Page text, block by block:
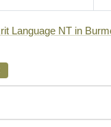
Language NT in